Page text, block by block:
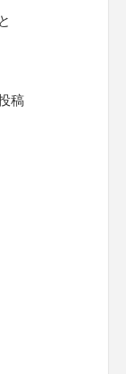
稿